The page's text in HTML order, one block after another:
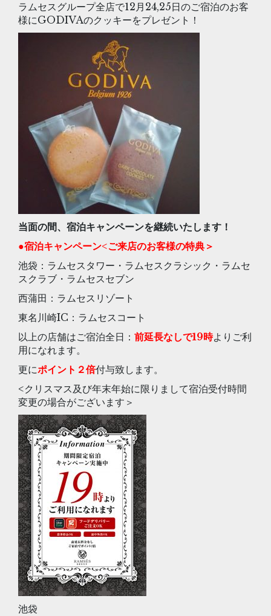
ラムセスグループ全店で12月24,25日のご宿泊のお客
様にGODIVAのクッキーをプレゼント！
当面の間、宿泊キャンペーンを継続いたします！
●宿泊キャンペーン<ご来店のお客様の特典＞
池袋：ラムセスタワー・ラムセスクラシック・ラムセ
スクラブ・ラムセスセブン
西蒲田：ラムセスリゾート
東名川崎IC：ラムセスコート
以上の店舗はご宿泊全日： 前延長なしで19時よりご利
用になれます。
更にポイント２倍付与致します。
<クリスマス及び年末年始に限りまして宿泊受付時間
変更の場合がございます＞
池袋